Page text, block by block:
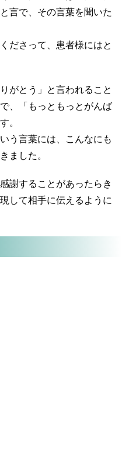
言で、その言葉を聞いた
ださって、患者様にはと
がとう」と言われること
、「もっともっとがんば
。
う言葉には、こんなにも
ました。
謝することがあったらき
して相手に伝えるように